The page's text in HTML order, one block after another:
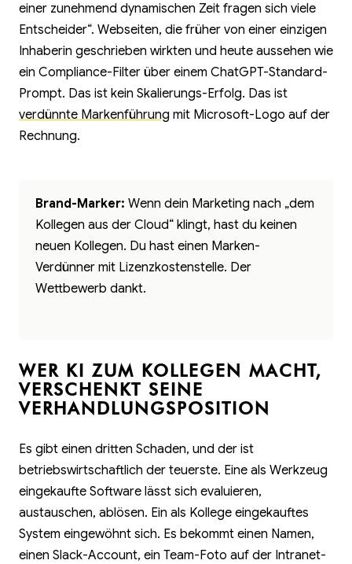
einer zunehmend dynamischen Zeit fragen sich viele
Entscheider“. Webseiten, die früher von einer einzigen
Inhaberin geschrieben wirkten und heute aussehen wie
ein Compliance-Filter über einem ChatGPT-Standard-
Prompt. Das ist kein Skalierungs-Erfolg. Das ist
verdünnte Markenführung mit Microsoft-Logo auf der
Rechnung.
Brand-Marker: Wenn dein Marketing nach „dem
Kollegen aus der Cloud“ klingt, hast du keinen
neuen Kollegen. Du hast einen Marken-
Verdünner mit Lizenzkostenstelle. Der
Wettbewerb dankt.
WER KI ZUM KOLLEGEN MACHT,
VERSCHENKT SEINE
VERHANDLUNGSPOSITION
Es gibt einen dritten Schaden, und der ist
betriebswirtschaftlich der teuerste. Eine als Werkzeug
eingekaufte Software lässt sich evaluieren,
austauschen, ablösen. Ein als Kollege eingekauftes
System eingewöhnt sich. Es bekommt einen Namen,
einen Slack-Account, ein Team-Foto auf der Intranet-